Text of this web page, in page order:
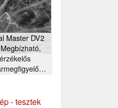
Master DV2
5 hüvelykes
- tesztek